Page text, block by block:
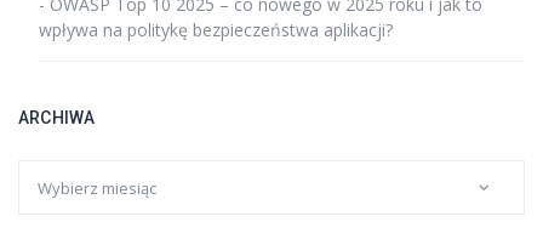
wpływa na politykę bezpieczeństwa aplikacji?
ARCHIWA